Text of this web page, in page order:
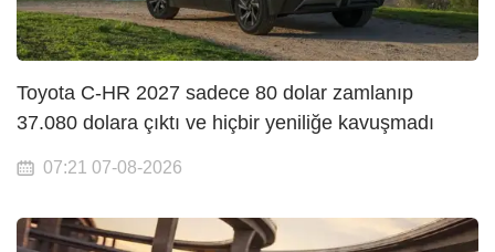
Toyota C-HR 2027 sadece 80 dolar zamlanıp
37.080 dolara çıktı ve hiçbir yeniliğe kavuşmadı
07:21 07-08-2026